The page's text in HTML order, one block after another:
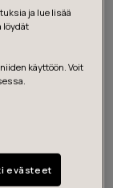
lopettamaan
jotta
ja lue lisää
löydät
käyttöön. Voit
evästeet